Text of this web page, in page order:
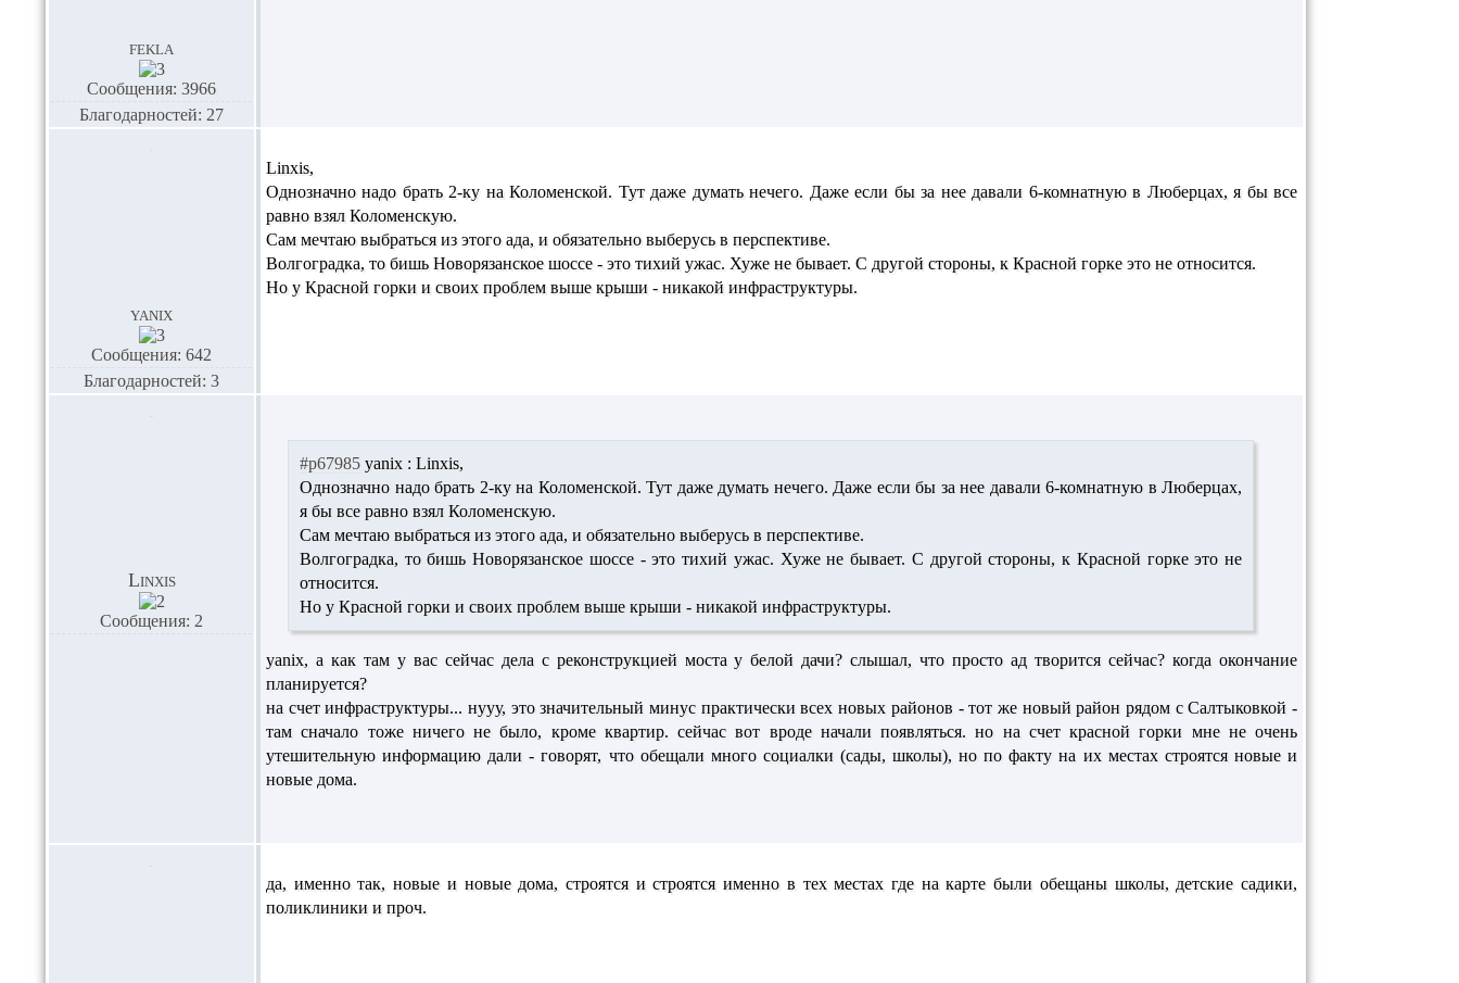
fekla
Сообщения: 3966
Благодарностей: 27
yanix
Сообщения: 642
Благодарностей: 3
Linxis,
Однозначно надо брать 2-ку на Коломенской. Тут даже думать нечего. Даже если бы за нее давали 6-комнатную в Люберцах, я бы все
равно взял Коломенскую.
Сам мечтаю выбраться из этого ада, и обязательно выберусь в перспективе.
Волгоградка, то бишь Новорязанское шоссе - это тихий ужас. Хуже не бывает. С другой стороны, к Красной горке это не относится.
Но у Красной горки и своих проблем выше крыши - никакой инфраструктуры.
Linxis
Сообщения: 2
#p67985 yanix : Linxis,
Однозначно надо брать 2-ку на Коломенской. Тут даже думать нечего. Даже если бы за нее давали 6-комнатную в Люберцах,
я бы все равно взял Коломенскую.
Сам мечтаю выбраться из этого ада, и обязательно выберусь в перспективе.
Волгоградка, то бишь Новорязанское шоссе - это тихий ужас. Хуже не бывает. С другой стороны, к Красной горке это не
относится.
Но у Красной горки и своих проблем выше крыши - никакой инфраструктуры.
yanix, а как там у вас сейчас дела с реконструкцией моста у белой дачи? слышал, что просто ад творится сейчас? когда окончание
планируется?
на счет инфраструктуры... нууу, это значительный минус практически всех новых районов - тот же новый район рядом с Салтыковкой -
там сначало тоже ничего не было, кроме квартир. сейчас вот вроде начали появляться. но на счет красной горки мне не очень
утешительную информацию дали - говорят, что обещали много социалки (сады, школы), но по факту на их местах строятся новые и
новые дома.
да, именно так, новые и новые дома, строятся и строятся именно в тех местах где на карте были обещаны школы, детские садики,
поликлиники и проч.